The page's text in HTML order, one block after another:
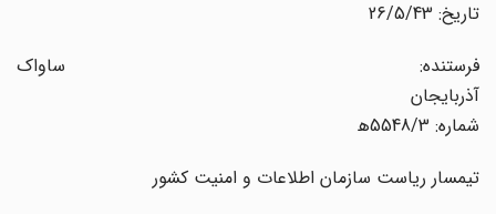
تاریخ: 26/5/43
فرستنده: ساواک
آذربایجان
شماره: 5548/3ه‍
تیمسار ریاست سازمان اطلاعات و امنیت کشور